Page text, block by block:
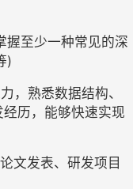
握至少一种常见的深
)
，熟悉数据结构、
历，能够快速实现
文发表、研发项目